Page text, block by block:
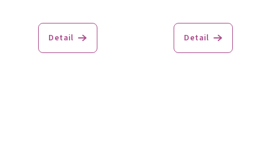
Detail Detail